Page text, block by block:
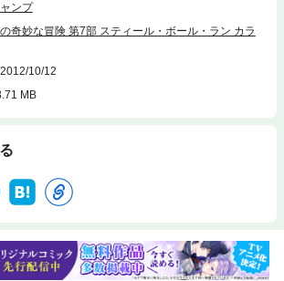
ンプ
奇妙な冒険 第7部 スティール・ボール・ラン カラ
2012/10/12
MB